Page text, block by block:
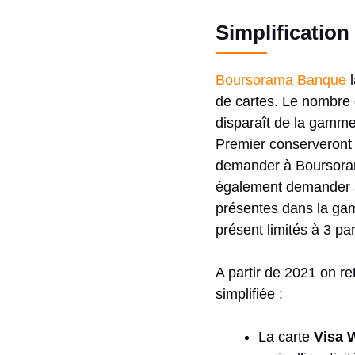
Simplification
Boursorama Banque
de cartes. Le
disparaît de la
Premier conserveront
demander à
également
présentes dans la
présent limités à 3
A partir de 2021 on
simplifiée :
La carte Visa